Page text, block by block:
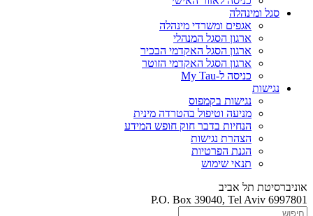
סגל ומינהלה
אגפים ומשרדי מינהלה
ארגון הסגל המנהלי
ארגון הסגל האקדמי הבכיר
ארגון הסגל האקדמי הזוטר
כניסה ל-My Tau
נגישות
נגישות בקמפוס
מניעה וטיפול בהטרדה מינית
הנחיות בדבר חוק חופש המידע
הצהרת נגישות
הגנת הפרטיות
תנאי שימוש
אוניברסיטת תל אביב
P.O. Box 39040, Tel Aviv 6997801